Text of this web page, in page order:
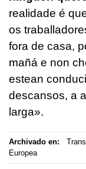
realidade é
os
fora de casa,
mañá e non
estean
descansos, a
larga».
Archivado en:
Europea